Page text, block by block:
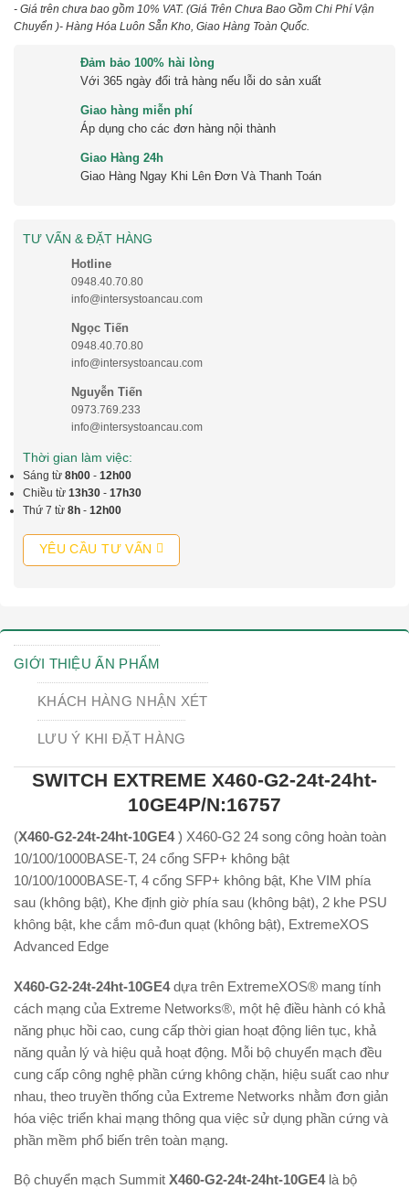
- Giá trên chưa bao gồm 10% VAT. (Giá Trên Chưa Bao Gồm Chi Phí Vận
Chuyển )- Hàng Hóa Luôn Sẵn Kho, Giao Hàng Toàn Quốc.
Đảm bảo 100% hài lòng
Với 365 ngày đổi trả hàng nếu lỗi do sản xuất
Giao hàng miễn phí
Áp dụng cho các đơn hàng nội thành
Giao Hàng 24h
Giao Hàng Ngay Khi Lên Đơn Và Thanh Toán
TƯ VẤN & ĐẶT HÀNG
Hotline
0948.40.70.80
info@intersystoancau.com
Ngọc Tiến
0948.40.70.80
info@intersystoancau.com
Nguyễn Tiến
0973.769.233
info@intersystoancau.com
Thời gian làm việc:
Sáng từ 8h00 - 12h00
Chiều từ 13h30 - 17h30
Thứ 7 từ 8h - 12h00
YÊU CẦU TƯ VẤN
GIỚI THIỆU ẤN PHẨM
KHÁCH HÀNG NHẬN XÉT
LƯU Ý KHI ĐẶT HÀNG
SWITCH EXTREME X460-G2-24t-24ht-
10GE4P/N:16757
(X460-G2-24t-24ht-10GE4) X460-G2 24 song công hoàn toàn
10/100/1000BASE-T, 24 cổng SFP+ không bật
10/100/1000BASE-T, 4 cổng SFP+ không bật, Khe VIM phía
sau (không bật), Khe định giờ phía sau (không bật), 2 khe PSU
không bật, khe cắm mô-đun quạt (không bật), ExtremeXOS
Advanced Edge
X460-G2-24t-24ht-10GE4dựa trên ExtremeXOS® mang tính
cách mạng của Extreme Networks®, một hệ điều hành có khả
năng phục hồi cao, cung cấp thời gian hoạt động liên tục, khả
năng quản lý và hiệu quả hoạt động. Mỗi bộ chuyển mạch đều
cung cấp công nghệ phần cứng không chặn, hiệu suất cao như
nhau, theo truyền thống của Extreme Networks nhằm đơn giản
hóa việc triển khai mạng thông qua việc sử dụng phần cứng và
phần mềm phổ biến trên toàn mạng.
Bộ chuyển mạch Summit X460-G2-24t-24ht-10GE4là bộ